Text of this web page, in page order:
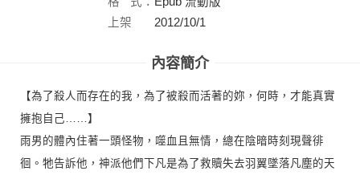
上架
2012/10/1
內容簡介
【為了殺人而存在的我，為了被殺而活著的妳，何時，才能真實
擁抱自己……】
雨男的體內住著一頭怪物，噬血且無情，總在陰暗時刻現聲徘
徊。牠告訴他，神派他們下凡是為了救贖失去羽翼墜落凡塵的天